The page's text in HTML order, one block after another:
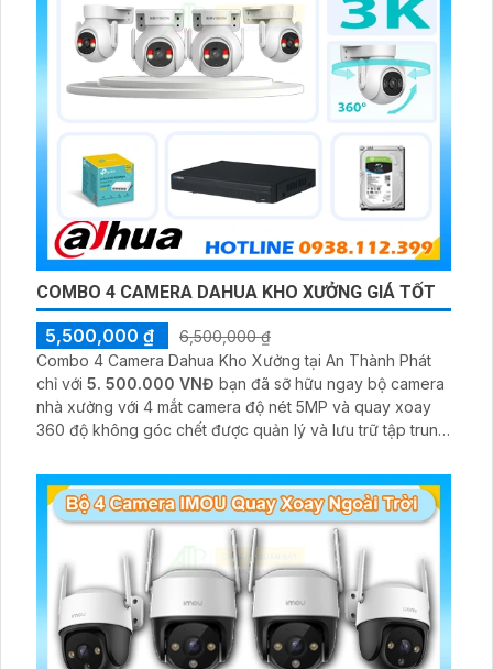
COMBO 4 CAMERA DAHUA KHO XƯỞNG GIÁ TỐT
5,500,000 ₫
6,500,000 ₫
Combo 4 Camera Dahua Kho Xưởng tại An Thành Phát
chỉ với 5. 500.000 VNĐ bạn đã sỡ hữu ngay bộ camera
nhà xưởng với 4 mắt camera độ nét 5MP và quay xoay
360 độ không góc chết được quản lý và lưu trữ tập trung